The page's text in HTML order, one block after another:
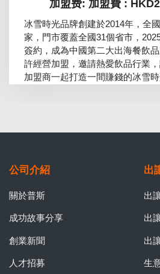
加盟费: 加盟費 :
冰雪時光品牌創建於2014年，全
家，門市覆蓋全國31個省市，
簽約，成為中國第二大出海餐飲
許經營加盟，邀請熱愛飲品行業
加盟商一起打造一間賺錢的冰雪時
公司介紹
關於普斯
成功故事分享
創業新聞
人才招募
出
出
出
出
生